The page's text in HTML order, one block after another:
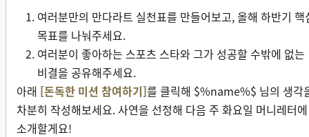
여러분만의 만다라트 실천표를 만들어보고, 올해 하반기 핵
목표를 나눠주세요.
여러분이 좋아하는 스포츠 스타와 그가 성공할 수밖에 없는
비결을 공유해주세요.
아래 [돈독한 미션 참여하기]를 클릭해 $%name%$ 님의 생각
차분히 작성해보세요. 사연을 선정해 다음 주 화요일 머니레터에
소개할게요!